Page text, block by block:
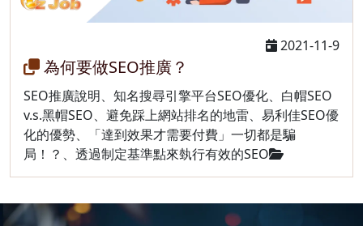
2021-11-9
為何要做SEO推廣？
SEO推廣說明、知名搜尋引擎平台SEO優化、白帽SEO
v.s.黑帽SEO、避免踩上網站排名的地雷、易利佳SEO優
化的優勢、「達到效果才需要付費」一切都是騙
局！？、透過制定基準點來埶行有效的SEO